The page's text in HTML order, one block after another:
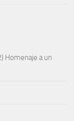
Homenaje a un